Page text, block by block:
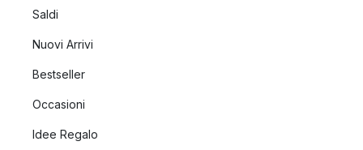
Saldi
Nuovi Arrivi
Bestseller
Occasioni
Idee Regalo